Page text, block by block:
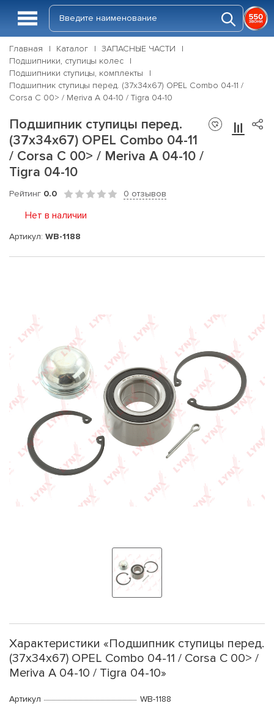
Главная Каталог
ЗАПАСНЫЕ ЧАСТИ
Подшипники, ступицы колес
Подшипники ступицы, комплекты
Подшипник ступицы перед. (37x34x67) OPEL Combo 04-11 /
Corsa C 00> / Meriva A 04-10 / Tigra 04-10
Подшипник ступицы перед.
(37x34x67) OPEL Combo 04-11
/ Corsa C 00> / Meriva A 04-10 /
Tigra 04-10
Рейтинг 0.0 0 отзывов
Нет в наличии
Артикул: WB-1188
Характеристики «Подшипник ступицы перед.
(37x34x67) OPEL Combo 04-11 / Corsa C 00> /
Meriva A 04-10 / Tigra 04-10»
Артикул
WB-1188